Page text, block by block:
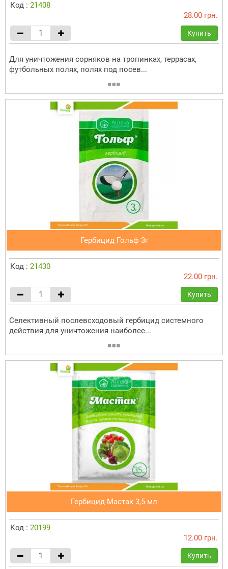
Код : 21408
28.00 грн.
Купить
Для уничтожения сорняков на тропинках, террасах,
футбольных полях, полях под посев...
Гербицид Гольф 3г
Код : 21430
22.00 грн.
Купить
Селективный послевсходовый гербицид системного
действия для уничтожения наиболее...
Гербицид Мастак 3,5 мл
Код : 20199
12.00 грн.
Купить